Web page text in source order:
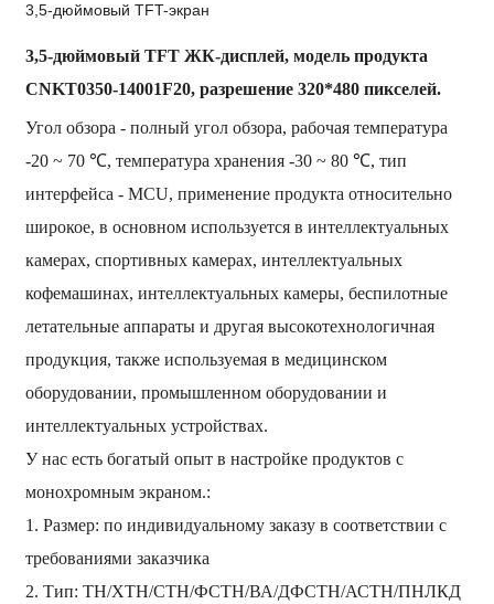
3,5-дюймовый TFT-экран
3,5-дюймовый TFT ЖК-дисплей, модель продукта
CNKT0350-14001F20, разрешение 320*480 пикселей.
Угол обзора - полный угол обзора, рабочая температура
-20 ~ 70 ℃, температура хранения -30 ~ 80 ℃, тип
интерфейса - MCU, применение продукта относительно
широкое, в основном используется в интеллектуальных
камерах, спортивных камерах, интеллектуальных
кофемашинах, интеллектуальных камеры, беспилотные
летательные аппараты и другая высокотехнологичная
продукция, также используемая в медицинском
оборудовании, промышленном оборудовании и
интеллектуальных устройствах.
У нас есть богатый опыт в настройке продуктов с
монохромным экраном.:
1. Размер: по индивидуальному заказу в соответствии с
требованиями заказчика
2. Тип: ТН/ХТН/СТН/ФСТН/ВА/ДФСТН/АСТН/ПНЛКД